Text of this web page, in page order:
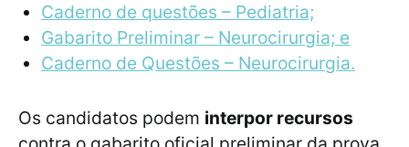
Caderno de questões – Pediatria;
Gabarito Preliminar – Neurocirurgia; e
Caderno de Questões – Neurocirurgia.
Os candidatos podem interpor recursos